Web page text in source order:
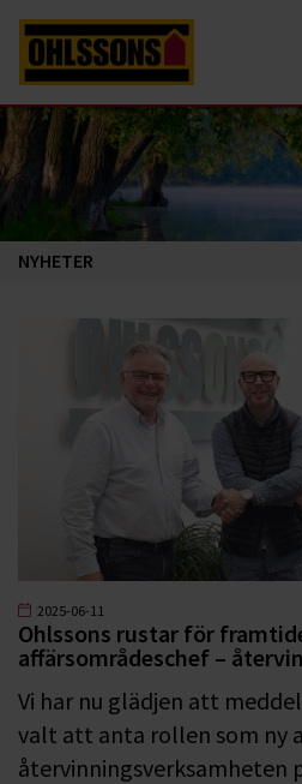
NYHETER
2025-06-11
Ohlssons rustar för
affärsområdeschef –
Vi har nu glädjen att
valt att anta rollen som ny
återvinningsverksamheten